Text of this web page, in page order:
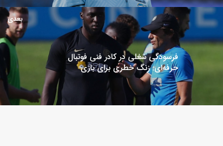
بعدی
فرسودگی شغلی در کادر فنی فوتبال
حرفه‌ای: زنگ خطری برای بازی